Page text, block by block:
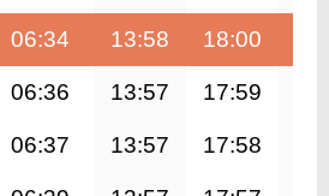
06:34 13:58 18:00
06:36 13:57 17:59
06:37 13:57 17:58